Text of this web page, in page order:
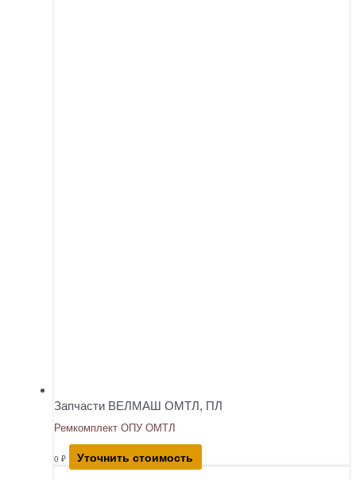
Запчасти ВЕЛМАШ ОМТЛ, ПЛ
Ремкомплект ОПУ ОМТЛ
0 ₽ Уточнить стоимость